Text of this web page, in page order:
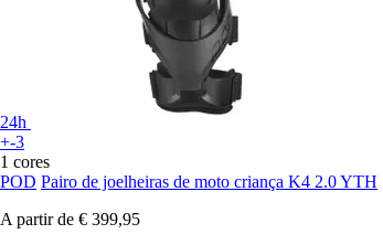
24h
+-3
1 cores
POD Pairo de joelheiras de moto criança K4 2.0 YTH
A partir de € 399,95